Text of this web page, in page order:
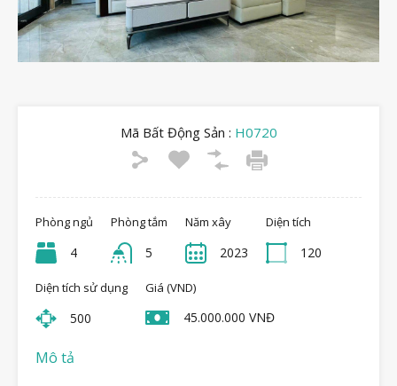
Mã Bất Động Sản : H0720
Phòng ngủ
4
Phòng tắm
5
Năm xây
2023
Diện tích
120
Diện tích sử dụng
500
Giá (VND)
45.000.000 VNĐ
Mô tả